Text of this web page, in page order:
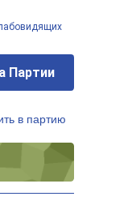
Партии
в партию